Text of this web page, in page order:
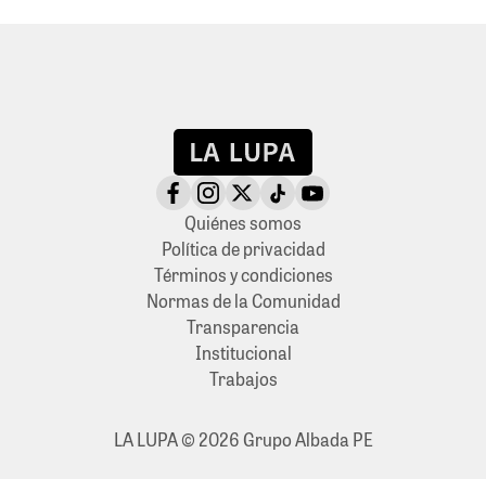
Quiénes somos
Política de privacidad
Términos y condiciones
Normas de la Comunidad
Transparencia
Institucional
Trabajos
LA LUPA © 2026 Grupo Albada PE